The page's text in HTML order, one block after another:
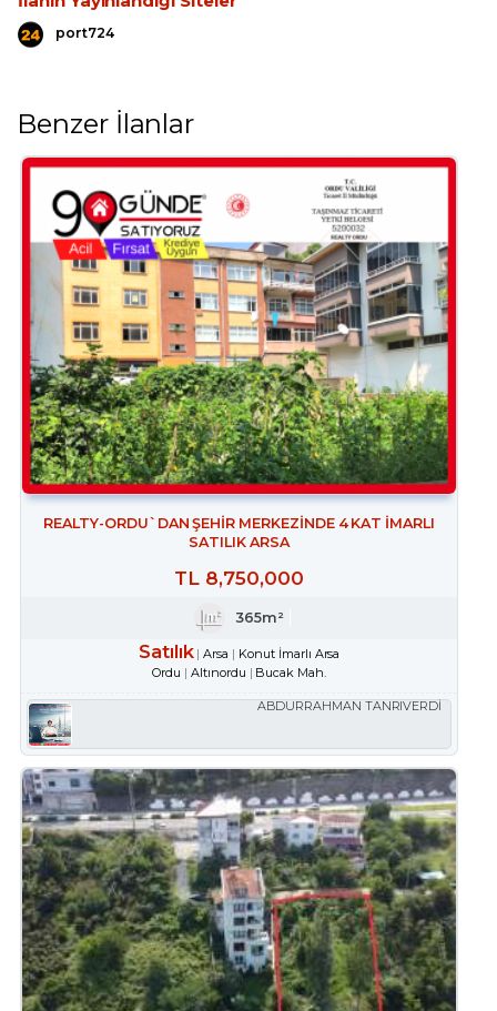
port724
Benzer İlanlar
REALTY-ORDU`DAN ŞEHİR MERKEZİNDE 4 KAT İMARLI
SATILIK ARSA
TL 8,750,000
365m²
Satılık Arsa
Konut İmarlı Arsa
Ordu
Altınordu Bucak Mah.
ABDURRAHMAN TANRIVERDİ